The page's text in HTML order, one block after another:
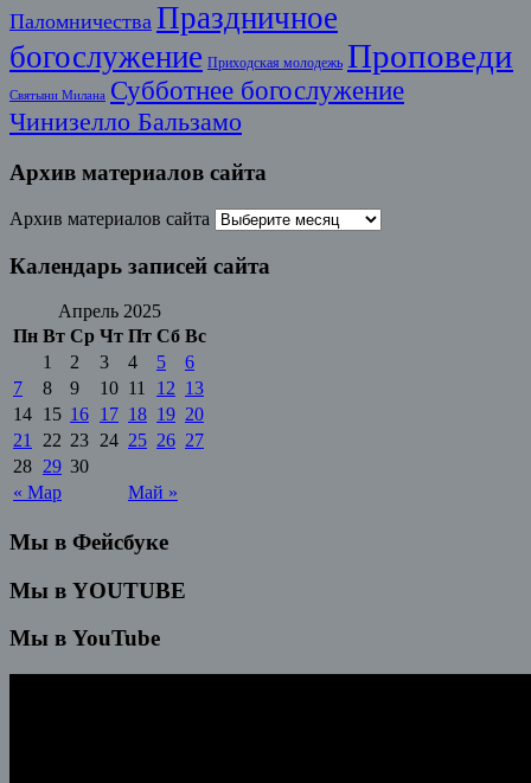
Паломничества Праздничное
богослужение Приходская молодежь Проповеди
Святыни Милана Субботнее богослужение
Чинизелло Бальзамо
Архив материалов сайта
Архив материалов сайта
Календарь записей сайта
Апрель 2025
Пн Вт Ср Чт Пт Сб Вс
« Мар Май »
1 2 3 4 5
6
7
8 9 10 11 12 13
14 15 16 17 18 19 20
21
22 23 24 25 26 27
28 29 30
Мы в Фейсбуке
Мы в YOUTUBE
Мы в YouTube